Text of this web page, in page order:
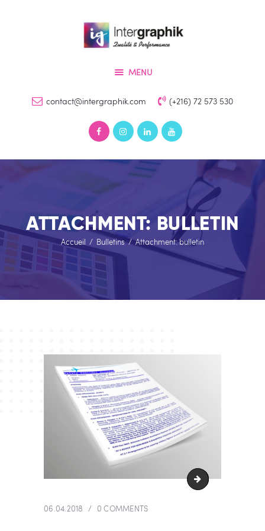
MENU
contact@intergraphik.com (+216) 72 573 530
ATTACHMENT: BULLETIN
Accueil Bulletins Attachment: bulletin
INTERGRAPHIK
Services
Devis
Contact
bulletin
06.04.2018 0 COMMENTS